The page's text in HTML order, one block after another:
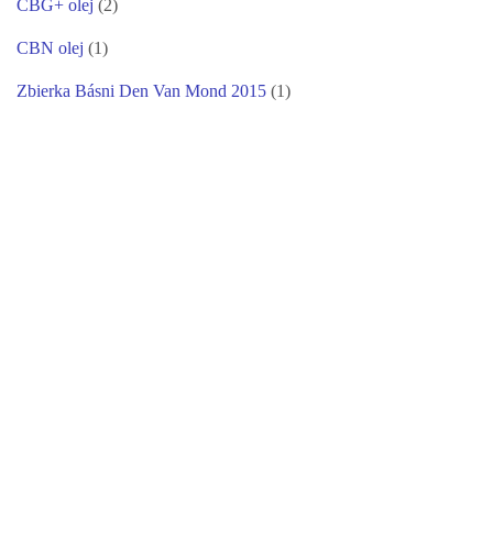
CBG+ olej (2)
CBN olej (1)
Zbierka Básni Den Van Mond 2015 (1)